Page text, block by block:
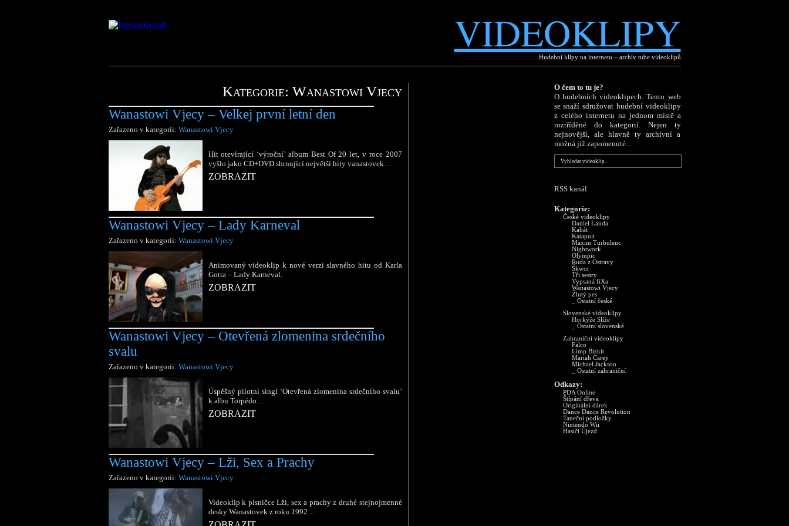
VIDEOKLIPY
Hudební klipy na internetu – archív tube videoklipů
Kategorie: Wanastowi Vjecy
Wanastowi Vjecy – Velkej první letní den
Zařazeno v kategorii: Wanastowi Vjecy
Hit otevírající ‘výroční’ album Best Of 20 let, v roce 2007
vyšlo jako CD+DVD shrnující největší hity vanastovek…
ZOBRAZIT
Wanastowi Vjecy – Lady Karneval
Zařazeno v kategorii: Wanastowi Vjecy
Animovaný videoklip k nové verzi slavného hitu od Karla
Gotta – Lady Karneval.
ZOBRAZIT
Wanastowi Vjecy – Otevřená zlomenina srdečního
svalu
Zařazeno v kategorii: Wanastowi Vjecy
Úspěšný pilotní singl ‘Otevřená zlomenina srdečního svalu’
k albu Torpédo…
ZOBRAZIT
Wanastowi Vjecy – Lži, Sex a Prachy
Zařazeno v kategorii: Wanastowi Vjecy
Videoklip k písničce Lži, sex a prachy z druhé stejnojmenné
desky Wanastovek z roku 1992…
O čem to tu je?
O hudebních videoklipech. Tento web
se snaží sdružovat hudební videoklipy
z celého internetu na jednom místě a
roztříděné do kategorií. Nejen ty
nejnovější, ale hlavně ty archivní a
možná již zapomenuté...
RSS kanál
Kategorie:
České videoklipy
Daniel Landa
Kabát
Katapult
Maxim Turbulenc
Nightwork
Olympic
Ruda z Ostravy
Škwor
Tři sestry
Vypsaná fiXa
Wanastowi Vjecy
Žlutý pes
_ Ostatní české
Slovenské videoklipy
Horkýže Slíže
_ Ostatní slovenské
Zahraniční videoklipy
Falco
Limp Bizkit
Mariah Carey
Michael Jackson
_ Ostatní zahraniční
Odkazy:
PDA Online
Štípání dřeva
Originální dárek
Dance Dance Revolution
Taneční podložky
Nintendo Wii
Hasiči Újezd